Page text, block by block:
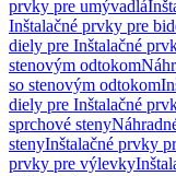
prvky pre umývadlá
Inštalačné prvky pre
diely pre Inštalačné
stenovým odtokom
so stenovým odtokom
diely pre Inštalačné
sprchové steny
stenyInštalačné prvky
prvky pre výlevky